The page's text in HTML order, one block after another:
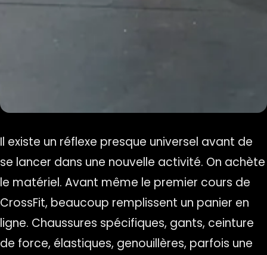
Il existe un réflexe presque universel avant de
se lancer dans une nouvelle activité. On achète
le matériel. Avant même le premier cours de
CrossFit, beaucoup remplissent un panier en
ligne. Chaussures spécifiques, gants, ceinture
de force, élastiques, genouillères, parfois une